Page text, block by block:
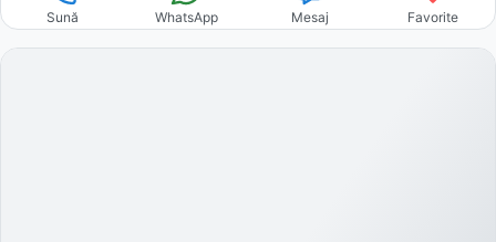
Sună WhatsApp Mesaj Favorite